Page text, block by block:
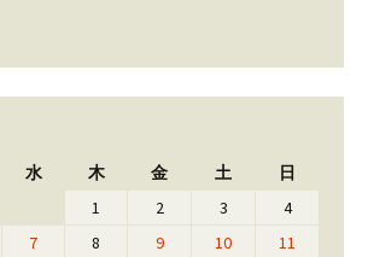
水 木 金 土 日
1 2 3
4
7 8 9 10
11